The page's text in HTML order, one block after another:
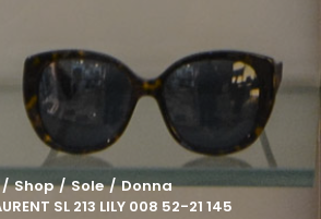
Shop Sole
Donna
SL 213 LILY 008 52-21 145